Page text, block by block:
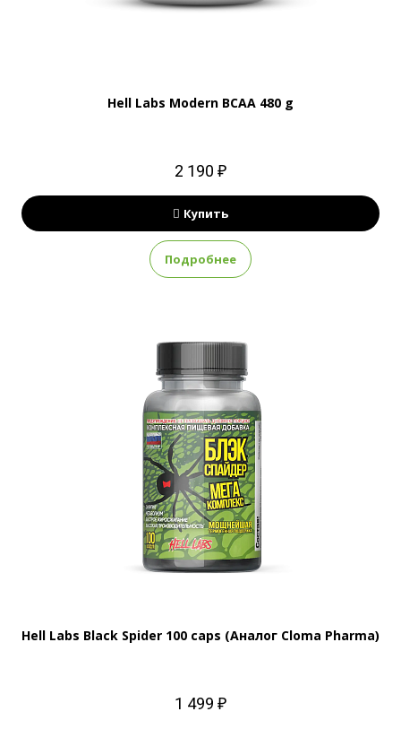
Hell Labs Modern BCAA 480 g
2 190 ₽
Купить
Подробнее
Hell Labs Black Spider 100 caps (Аналог Cloma Pharma)
1 499 ₽